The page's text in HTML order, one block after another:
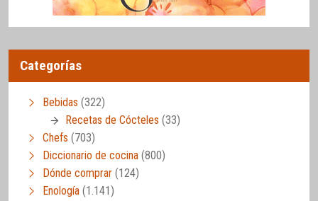
Categorías
Bebidas (322)
Recetas de Cócteles (33)
Chefs (703)
Diccionario de cocina (800)
Dónde comprar (124)
Enología (1.141)